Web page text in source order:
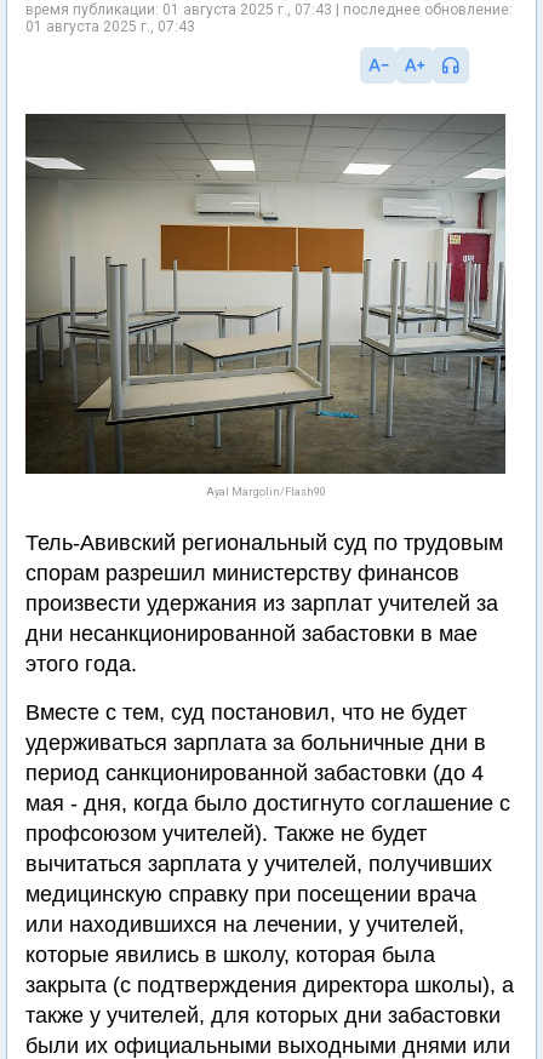
время публикации: 01 августа 2025 г., 07:43 | последнее обновление:
01 августа 2025 г., 07:43
Ayal Margolin/Flash90
Тель-Авивский региональный суд по трудовым
спорам разрешил министерству финансов
произвести удержания из зарплат учителей за
дни несанкционированной забастовки в мае
этого года.
Вместе с тем, суд постановил, что не будет
удерживаться зарплата за больничные дни в
период санкционированной забастовки (до 4
мая - дня, когда было достигнуто соглашение с
профсоюзом учителей). Также не будет
вычитаться зарплата у учителей, получивших
медицинскую справку при посещении врача
или находившихся на лечении, у учителей,
которые явились в школу, которая была
закрыта (с подтверждения директора школы), а
также у учителей, для которых дни забастовки
были их официальными выходными днями или